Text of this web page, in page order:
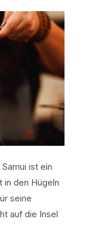
ist ein
in den Hügeln
seine
auf die Insel